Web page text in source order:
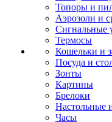
Топоры и
Аэрозоли и
Сигнальные
Термосы
Кошельки и
Посуда и
Зонты
Картины
Брелоки
Настольные
Часы